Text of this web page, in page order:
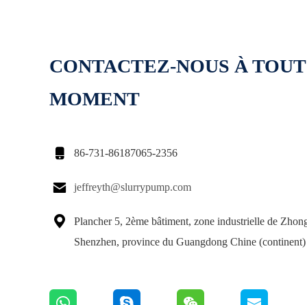
CONTACTEZ-NOUS À TOUT
MOMENT
 86-731-86187065-2356
 jeffreyth@slurrypump.com

Plancher 5, 2ème bâtiment, zone industrielle de
Shenzhen, province du Guangdong Chine (continent)